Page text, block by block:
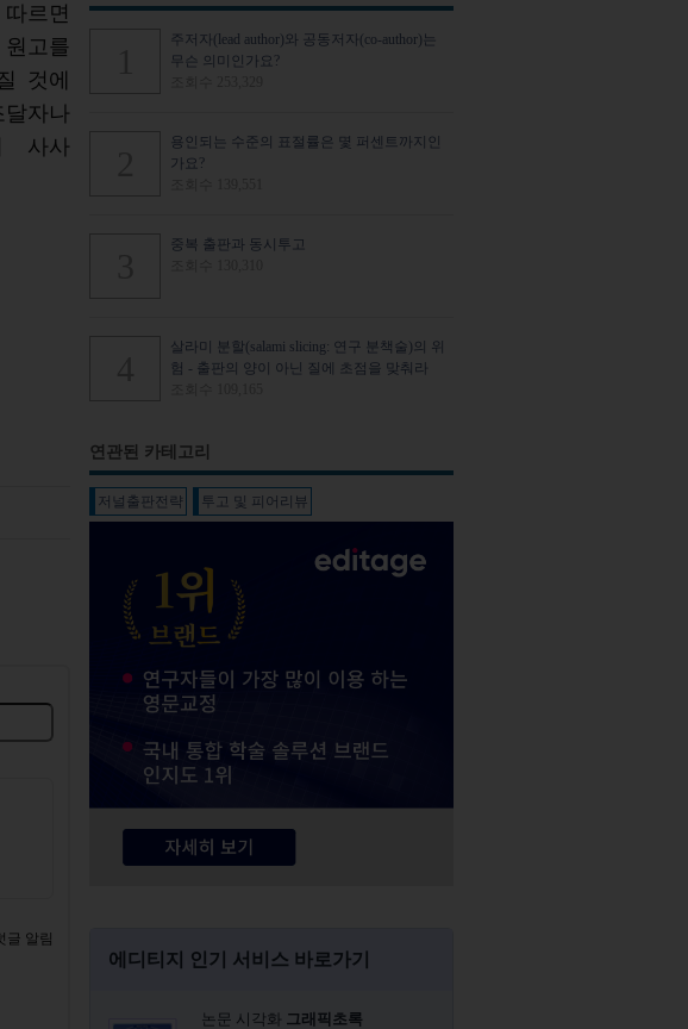
르면
고를
것에
자나
사사
글 알림
주저자(lead author)와 공동저자(co-author)는
무슨 의미인가요?
용인되는 수준의 표절률은 몇 퍼센트까지인
가요?
중복 출판과 동시투고
살라미 분할(salami slicing: 연구 분책술)의 위
험 - 출판의 양이 아닌 질에 초점을 맞춰라
연관된 카테고리
저널출판전략 투고 및 피어리뷰
에디티지 인기 서비스 바로가기
논문 시각화 그래픽초록​